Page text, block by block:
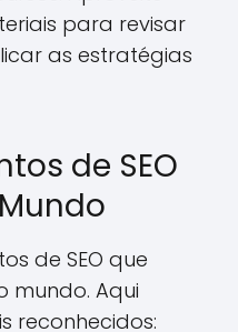
para revisar
as estratégias
de SEO
de SEO que
mundo. Aqui
reconhecidos: